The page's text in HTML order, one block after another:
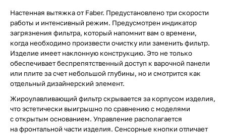
Настенная вытяжка от Faber. Предустановлено три скорости
работы и интенсивный режим. Предусмотрен индикатор
загрязнения фильтра, который напомнит вам о времени,
когда необходимо произвести очистку или заменить фильтр.
Изделие имеет наклонную конструкцию. Это не только
обеспечивает беспрепятственный доступ к варочной панели
или плите за счет небольшой глубины, но и смотрится как
отдельный дизайнерский элемент.
Жироулавливающий фильтр скрывается за корпусом изделия,
что эстетически выигрышно по сравнению с моделями
с открытым основанием. Управление располагается
на фронтальной части изделия. Сенсорные кнопки отличает